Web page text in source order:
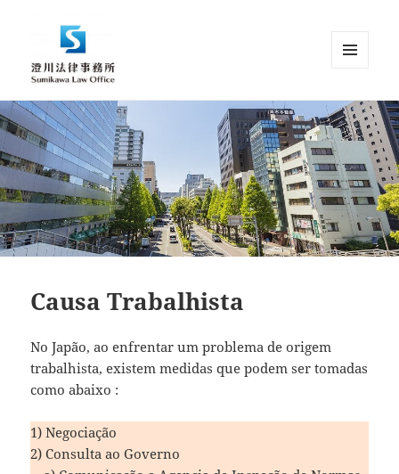
Sumikawa Law Office | Japan |
English Speaking Lawyer |
Attorney at Law
WIDGETS
Causa Trabalhista
No Japão, ao enfrentar um problema de origem
trabalhista, existem medidas que podem ser tomadas
como abaixo :
1) Negociação
2) Consulta ao Governo